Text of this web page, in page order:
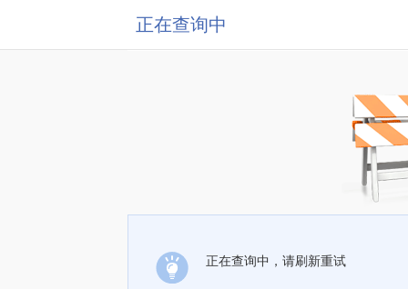
正在查询中
正在查询中，请刷新重试